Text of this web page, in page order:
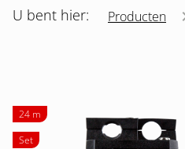
U bent hier: Producten
24 m
Set